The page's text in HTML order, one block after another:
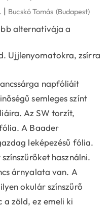
| Bucskó Tomás (Budapest)
alternatívája a
Ujjlenyomatokra, zsírra
napfóliáit
semleges színt
Az SW torzít,
A Baader
leképezésű fólia.
használni.
árnyalata van. A
okulár színszűrő
a zöld, ez emeli ki